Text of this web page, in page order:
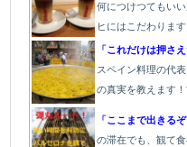
何につけつてもい
ヒにはこだわります
「これだけは押さ
スペイン料理の代
の真実を教えます！
「ここまで出きる
の滞在でも、観て